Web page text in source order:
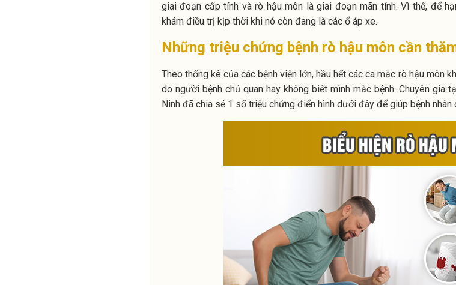
giai đoạn cấp tính và rò hậu môn là giai đoạn mãn tính. Vì thế, để
khám điều trị kịp thời khi nó còn đang là các ổ áp xe.
Những triệu chứng bệnh rò hậu môn cần
Theo thống kê của các bệnh viện lớn, hầu hết các ca mắc rò hậu môn
do người bệnh chủ quan hay không biết mình mắc bệnh. Chuyên gia
Ninh đã chia sẻ 1 số triệu chứng điển hình dưới đây để giúp bệnh